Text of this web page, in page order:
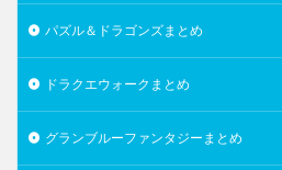
パズル＆ドラゴンズまとめ
ドラクエウォークまとめ
グランブルーファンタジーまとめ